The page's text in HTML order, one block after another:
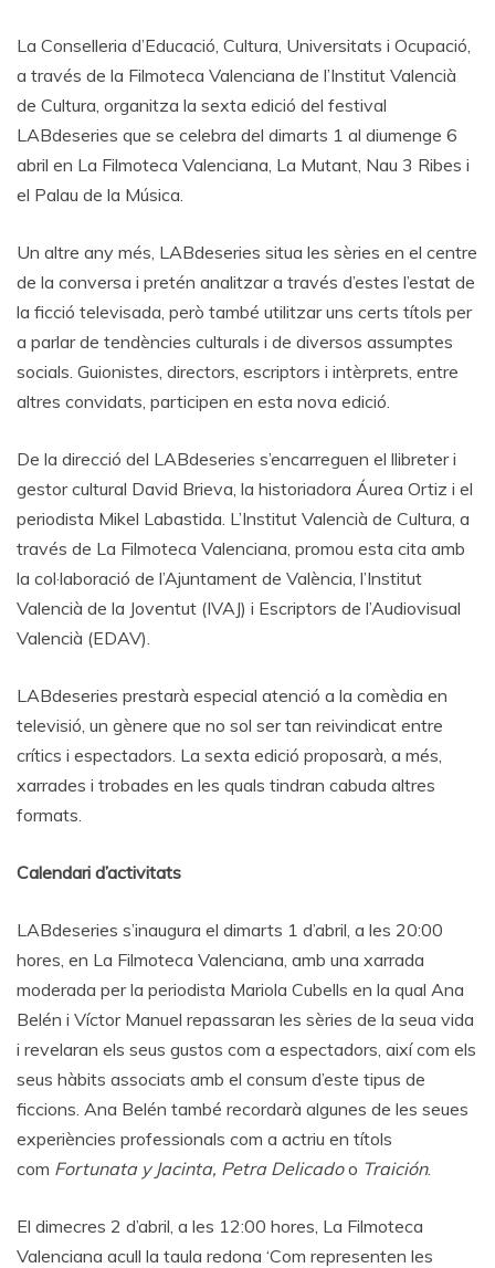
La Conselleria d’Educació, Cultura, Universitats i Ocupació,
a través de la Filmoteca Valenciana de l’Institut Valencià
de Cultura, organitza la sexta edició del festival
LABdeseries que se celebra del dimarts 1 al diumenge 6
abril en La Filmoteca Valenciana, La Mutant, Nau 3 Ribes i
el Palau de la Música.
Un altre any més, LABdeseries situa les sèries en el centre
de la conversa i pretén analitzar a través d’estes l’estat de
la ficció televisada, però també utilitzar uns certs títols per
a parlar de tendències culturals i de diversos assumptes
socials. Guionistes, directors, escriptors i intèrprets, entre
altres convidats, participen en esta nova edició.
De la direcció del LABdeseries s’encarreguen el llibreter i
gestor cultural David Brieva, la historiadora Áurea Ortiz i el
periodista Mikel Labastida. L’Institut Valencià de Cultura, a
través de La Filmoteca Valenciana, promou esta cita amb
la col·laboració de l’Ajuntament de València, l’Institut
Valencià de la Joventut (IVAJ) i Escriptors de l’Audiovisual
Valencià (EDAV).
LABdeseries prestarà especial atenció a la comèdia en
televisió, un gènere que no sol ser tan reivindicat entre
crítics i espectadors. La sexta edició proposarà, a més,
xarrades i trobades en les quals tindran cabuda altres
formats.
Calendari d’activitats
LABdeseries s’inaugura el dimarts 1 d’abril, a les 20:00
hores, en La Filmoteca Valenciana, amb una xarrada
moderada per la periodista Mariola Cubells en la qual Ana
Belén i Víctor Manuel repassaran les sèries de la seua vida
i revelaran els seus gustos com a espectadors, així com els
seus hàbits associats amb el consum d’este tipus de
ficcions. Ana Belén també recordarà algunes de les seues
experiències professionals com a actriu en títols
com Fortunata y Jacinta, Petra Delicadoo Traición.
El dimecres 2 d’abril, a les 12:00 hores, La Filmoteca
Valenciana acull la taula redona ‘Com representen les